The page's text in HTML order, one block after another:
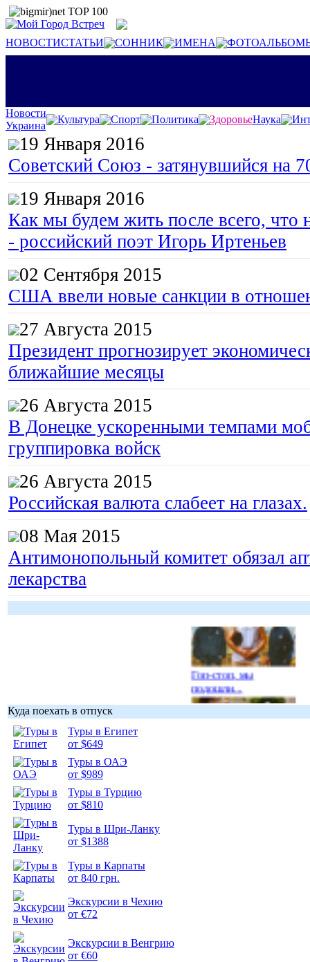
НОВОСТИСТАТЬИ СОННИК ИМЕНА
Новости
Украина
Культура Спорт Политика ЗдоровьеНаука
19 Января 2016
Советский Союз - затянувшийся на
19 Января 2016
Как мы будем жить после всего, что
- российский поэт Игорь Иртеньев
02 Сентября 2015
США ввели новые санкции в
27 Августа 2015
Президент прогнозирует
ближайшие месяцы
26 Августа 2015
В Донецке ускоренными темпами
группировка войск
26 Августа 2015
Российская валюта слабеет на глазах.
08 Мая 2015
Антимонопольный комитет обязал
лекарства
Гоп-стоп, мы
подошли...
Куда поехать в отпуск
Туры в Египет
от $649
Туры в ОАЭ
от $989
Туры в Турцию
от $810
Туры в Шри-Ланку
от $1388
Туры в Карпаты
от 840 грн.
Экскурсии в Чехию
от €72
Экскурсии в Венгрию
от €60